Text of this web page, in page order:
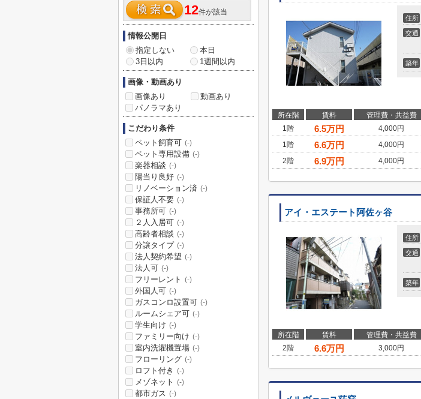
住所
交通
築年
所在階 賃料 管理費・共益費
1階
6.5万円 4,000円
1階
6.6万円 4,000円
2階
6.9万円 4,000円
アイ・エステート阿佐ヶ谷
住所
交通
築年
所在階 賃料 管理費・共益費
2階
6.6万円 3,000円
12件が該当
情報公開日
指定しない
本日
3日以内
1週間以内
画像・動画あり
画像あり
動画あり
パノラマあり
こだわり条件
ペット飼育可 (-)
ペット専用設備 (-)
楽器相談 (-)
陽当り良好 (-)
リノベーション済 (-)
保証人不要 (-)
事務所可 (-)
２人入居可 (-)
高齢者相談 (-)
分譲タイプ (-)
法人契約希望 (-)
法人可 (-)
フリーレント (-)
外国人可 (-)
ガスコンロ設置可 (-)
ルームシェア可 (-)
学生向け (-)
ファミリー向け (-)
室内洗濯機置場 (-)
フローリング (-)
ロフト付き (-)
メゾネット (-)
都市ガス (-)